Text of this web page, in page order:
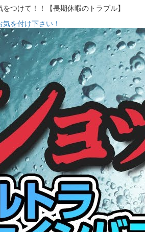
をつけて！！【長期休暇のトラブル】
を付け下さい！